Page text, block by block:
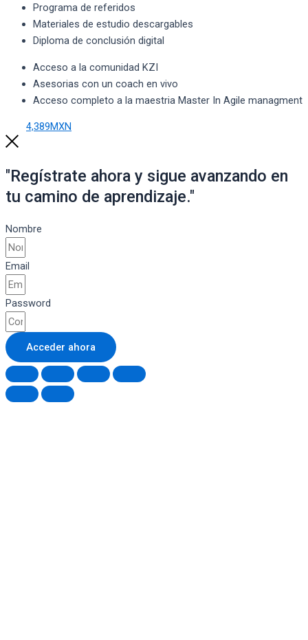
Programa de referidos
Materiales de estudio descargables
Diploma de conclusión digital
Acceso a la comunidad KZI
Asesorias con un coach en vivo
Acceso completo a la maestria Master In Agile managment
4,389MXN
"Regístrate ahora y sigue avanzando en
tu camino de aprendizaje."
Nombre
Email
Password
Acceder ahora